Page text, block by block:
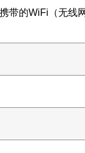
带的WiFi（无线